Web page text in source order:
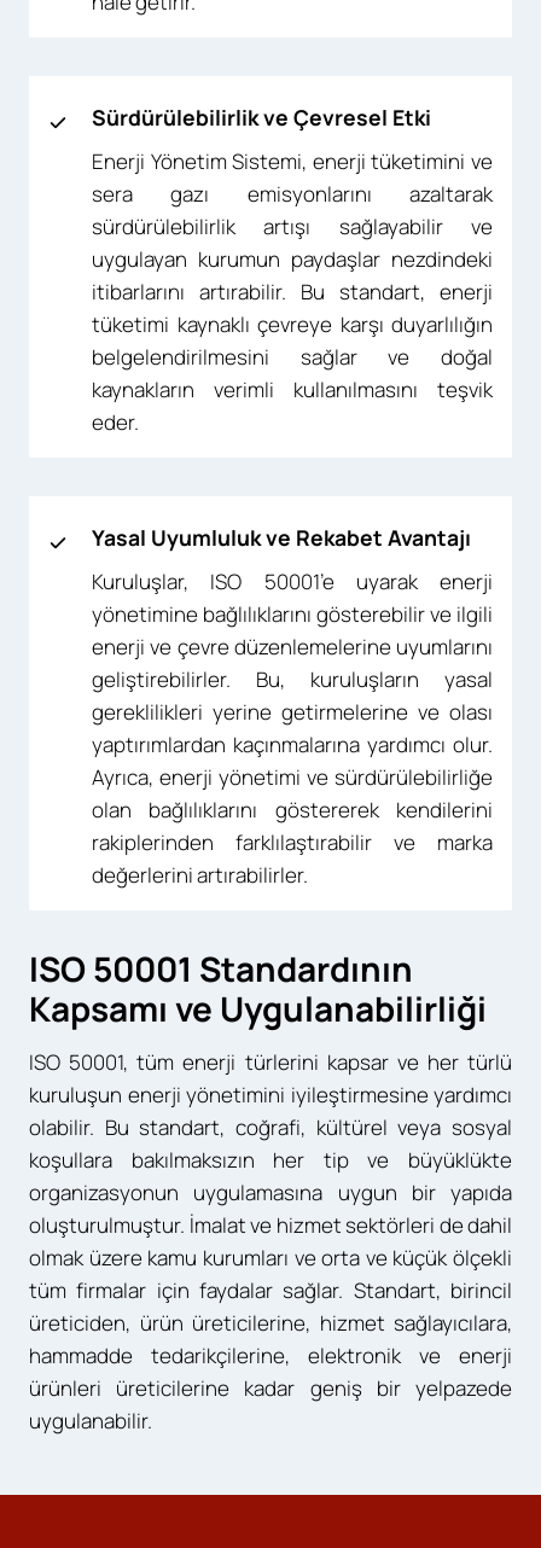
Sürdürülebilirlik ve Çevresel Etki
Enerji Yönetim Sistemi, enerji tüketimini ve
sera gazı emisyonlarını azaltarak
sürdürülebilirlik artışı sağlayabilir ve
uygulayan kurumun paydaşlar nezdindeki
itibarlarını artırabilir. Bu standart, enerji
tüketimi kaynaklı çevreye karşı duyarlılığın
belgelendirilmesini sağlar ve doğal
kaynakların verimli kullanılmasını teşvik
eder.
Yasal Uyumluluk ve Rekabet Avantajı
Kuruluşlar, ISO 50001’e uyarak enerji
yönetimine bağlılıklarını gösterebilir ve ilgili
enerji ve çevre düzenlemelerine uyumlarını
geliştirebilirler. Bu, kuruluşların yasal
gereklilikleri yerine getirmelerine ve olası
yaptırımlardan kaçınmalarına yardımcı olur.
Ayrıca, enerji yönetimi ve sürdürülebilirliğe
olan bağlılıklarını göstererek kendilerini
rakiplerinden farklılaştırabilir ve marka
değerlerini artırabilirler.
ISO 50001 Standardının
Kapsamı ve Uygulanabilirliği
ISO 50001, tüm enerji türlerini kapsar ve her türlü
kuruluşun enerji yönetimini iyileştirmesine yardımcı
olabilir. Bu standart, coğrafi, kültürel veya sosyal
koşullara bakılmaksızın her tip ve büyüklükte
organizasyonun uygulamasına uygun bir yapıda
oluşturulmuştur. İmalat ve hizmet sektörleri de dahil
olmak üzere kamu kurumları ve orta ve küçük ölçekli
tüm firmalar için faydalar sağlar. Standart, birincil
üreticiden, ürün üreticilerine, hizmet sağlayıcılara,
hammadde tedarikçilerine, elektronik ve enerji
ürünleri üreticilerine kadar geniş bir yelpazede
uygulanabilir.